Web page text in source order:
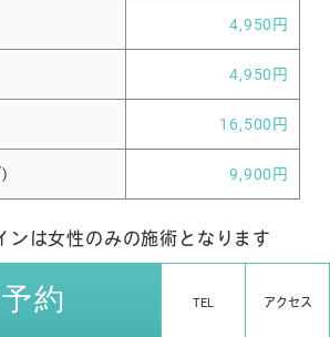
4,950円
4,950円
16,500円
9,900円
ンは女性のみの施術となります
約 TEL アクセス